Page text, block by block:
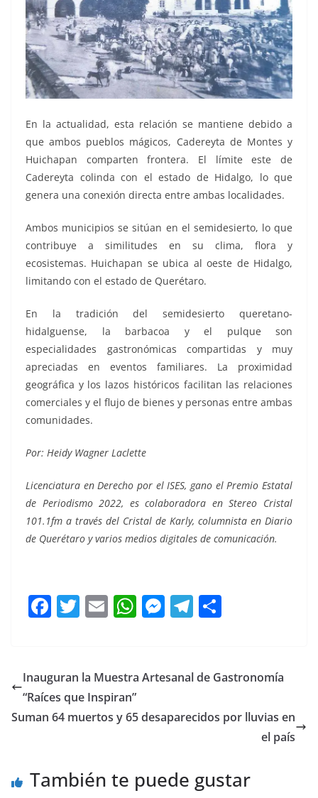
En la actualidad, esta relación se mantiene debido a
que ambos pueblos mágicos, Cadereyta de Montes y
Huichapan comparten frontera. El límite este de
Cadereyta colinda con el estado de Hidalgo, lo que
genera una conexión directa entre ambas localidades.
Ambos municipios se sitúan en el semidesierto, lo que
contribuye a similitudes en su clima, flora y
ecosistemas. Huichapan se ubica al oeste de Hidalgo,
limitando con el estado de Querétaro.
En la tradición del semidesierto queretano-
hidalguense, la barbacoa y el pulque son
especialidades gastronómicas compartidas y muy
apreciadas en eventos familiares. La proximidad
geográfica y los lazos históricos facilitan las relaciones
comerciales y el flujo de bienes y personas entre ambas
comunidades.
Por: Heidy Wagner Laclette
Licenciatura en Derecho por el ISES, gano el Premio Estatal
de Periodismo 2022, es colaboradora en Stereo Cristal
101.1fm a través del Cristal de Karly, columnista en Diario
de Querétaro y varios medios digitales de comunicación.
F
a
e
b
o
T
w
er
E
m
l
W
h
s
p
M
e
e
g
T
el
gr
m
p
tir
Inauguran la Muestra Artesanal de Gastronomía
“Raíces que Inspiran”
Suman 64 muertos y 65 desaparecidos por lluvias en
el país
También te puede gustar